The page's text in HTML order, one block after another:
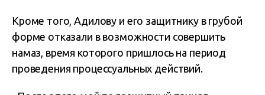
Кроме того, Адилову и его защитнику в грубой
форме отказали в возможности совершить
намаз, время которого пришлось на период
проведения процессуальных действий.